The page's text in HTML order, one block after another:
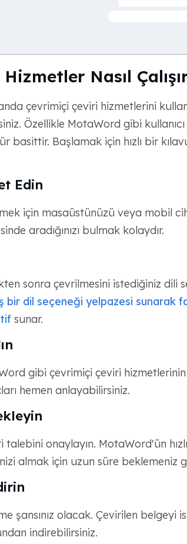
Nasıl
çevrimiçi çeviri hizmetlerini
Özellikle MotaWord gibi
basittir. Başlamak için hızlı bir
Edin
için masaüstünüzü veya mobil
aradığınızı bulmak kolaydır.
sonra çevrilmesini istediğiniz dili
bir dil seçeneği yelpazesi sunarak
sunar.
gibi çevrimiçi çeviri
hemen anlayabilirsiniz.
onaylayın. MotaWord'ün
almak için uzun süre beklemeniz
şansınız olacak. Çevirilen belgeyi
indirebilirsiniz.